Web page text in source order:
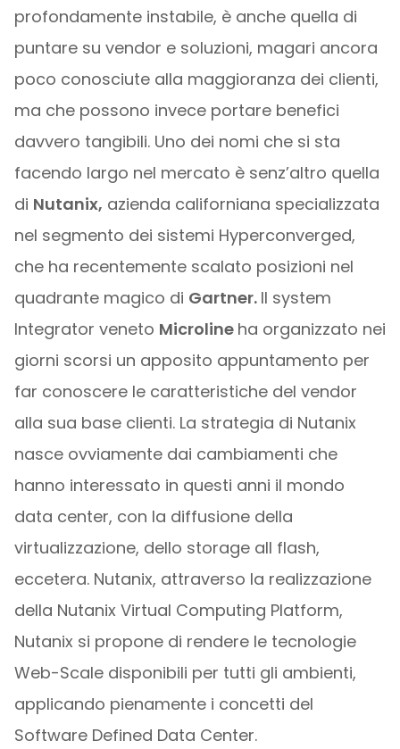
profondamente instabile, è anche quella di
puntare su vendor e soluzioni, magari ancora
poco conosciute alla maggioranza dei clienti,
ma che possono invece portare benefici
davvero tangibili. Uno dei nomi che si sta
facendo largo nel mercato è senz’altro quella
di Nutanix, azienda californiana specializzata
nel segmento dei sistemi Hyperconverged,
che ha recentemente scalato posizioni nel
quadrante magico di Gartner. Il system
Integrator veneto Microline ha organizzato nei
giorni scorsi un apposito appuntamento per
far conoscere le caratteristiche del vendor
alla sua base clienti. La strategia di Nutanix
nasce ovviamente dai cambiamenti che
hanno interessato in questi anni il mondo
data center, con la diffusione della
virtualizzazione, dello storage all flash,
eccetera. Nutanix, attraverso la realizzazione
della Nutanix Virtual Computing Platform,
Nutanix si propone di rendere le tecnologie
Web-Scale disponibili per tutti gli ambienti,
applicando pienamente i concetti del
Software Defined Data Center.